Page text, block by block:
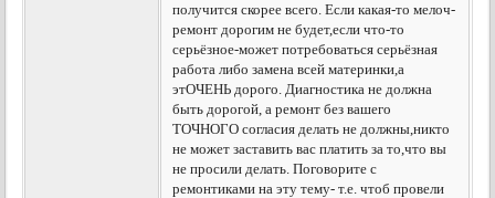
получится скорее всего. Если какая-то мелоч-
ремонт дорогим не будет,если что-то
серьёзное-может потребоваться серьёзная
работа либо замена всей материнки,а
этОЧЕНЬ дорого. Диагностика не должна
быть дорогой, а ремонт без вашего
ТОЧНОГО согласия делать не должны,никто
не может заставить вас платить за то,что вы
не просили делать. Поговорите с
ремонтиками на эту тему- т.е. чтоб провели